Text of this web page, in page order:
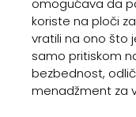
omogućava da
koriste na ploči
vratili na ono što
samo pritiskom
bezbednost,
menadžment za